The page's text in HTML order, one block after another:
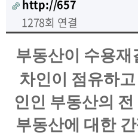
http://657
1278회 연결
부동산이 수용재
차인이 점유하
인인 부동산의
부동산에 대한